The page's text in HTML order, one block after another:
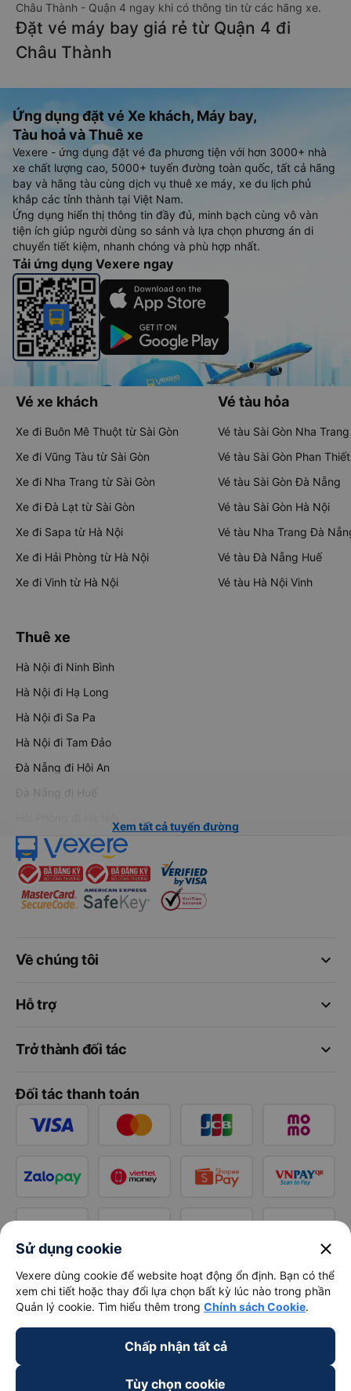
Châu Thành - Quận 4 ngay khi có thông tin từ các hãng xe.
Đặt vé máy bay giá rẻ từ Quận 4 đi
Châu Thành
Ứng dụng đặt vé Xe khách, Máy bay,
Tàu hoả và Thuê xe
Vexere - ứng dụng đặt vé đa phương tiện với hơn 3000+ nhà
xe chất lượng cao, 5000+ tuyến đường toàn quốc, tất cả hãng
bay và hãng tàu cùng dịch vụ thuê xe máy, xe du lịch phủ
khắp các tỉnh thành tại Việt Nam.
Ứng dụng hiển thị thông tin đầy đủ, minh bạch cùng vô vàn
tiện ích giúp người dùng so sánh và lựa chọn phương án di
chuyển tiết kiệm, nhanh chóng và phù hợp nhất.
Tải ứng dụng Vexere ngay
Vé xe khách
Xe đi Buôn Mê Thuột từ Sài Gòn
Xe đi Vũng Tàu từ Sài Gòn
Xe đi Nha Trang từ Sài Gòn
Xe đi Đà Lạt từ Sài Gòn
Xe đi Sapa từ Hà Nội
Xe đi Hải Phòng từ Hà Nội
Xe đi Vinh từ Hà Nội
Vé tàu hỏa
Vé tàu Sài Gòn Nha Trang
Vé tàu Sài Gòn Phan Thiết
Vé tàu Sài Gòn Đà Nẵng
Vé tàu Sài Gòn Hà Nội
Vé tàu Nha Trang Đà
Vé tàu Đà Nẵng Huế
Vé tàu Hà Nội Vinh
Thuê xe
Hà Nội đi Ninh Bình
Hà Nội đi Hạ Long
Hà Nội đi Sa Pa
Hà Nội đi Tam Đảo
Đà Nẵng đi Hội An
Đà Nẵng đi Huế
Xem tất cả tuyến đường
keyboard_arrow_down
Về chúng tôi
keyboard_arrow_down
Hỗ trợ
keyboard_arrow_down
Trở thành đối tác
Đối tác thanh toán
Sử dụng cookie close
Vexere dùng cookie để website hoạt động ổn định. Bạn có thể
xem chi tiết hoặc thay đổi lựa chọn bất kỳ lúc nào trong phần
Quản lý cookie. Tìm hiểu thêm trong Chính sách Cookie.
Chấp nhận tất cả
Tùy chọn cookie